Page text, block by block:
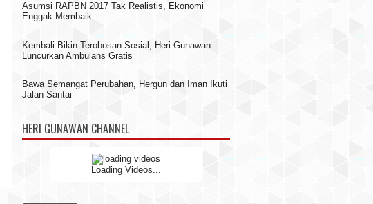
Asumsi RAPBN 2017 Tak Realistis, Ekonomi
Enggak Membaik
Kembali Bikin Terobosan Sosial, Heri Gunawan
Luncurkan Ambulans Gratis
Bawa Semangat Perubahan, Hergun dan Iman Ikuti
Jalan Santai
HERI GUNAWAN CHANNEL
Loading Videos...